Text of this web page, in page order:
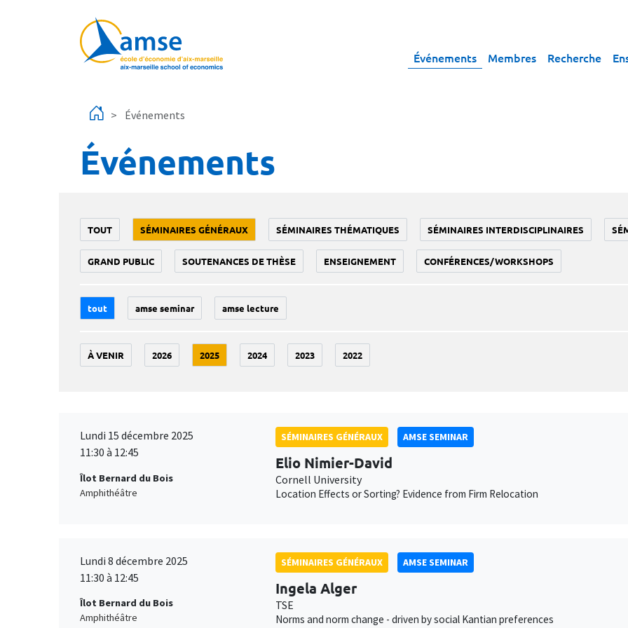
Événements Membres Recherche
Événements
Événements
TOUT SÉMINAIRES GÉNÉRAUX SÉMINAIRES THÉMATIQUES SÉMINAIRES INTERDISCIPLINAIRES
GRAND PUBLIC SOUTENANCES DE THÈSE ENSEIGNEMENT CONFÉRENCES/WORKSHOPS
tout amse seminar amse lecture
À VENIR 2026 2025 2024 2023 2022
Lundi 15 décembre 2025
11:30 à 12:45
Îlot Bernard du Bois
Amphithéâtre
SÉMINAIRES GÉNÉRAUX AMSE SEMINAR
Elio Nimier-David
Cornell University
Location Effects or Sorting? Evidence from Firm Relocation
Lundi 8 décembre 2025
11:30 à 12:45
Îlot Bernard du Bois
Amphithéâtre
SÉMINAIRES GÉNÉRAUX AMSE SEMINAR
Ingela Alger
TSE
Norms and norm change - driven by social Kantian preferences